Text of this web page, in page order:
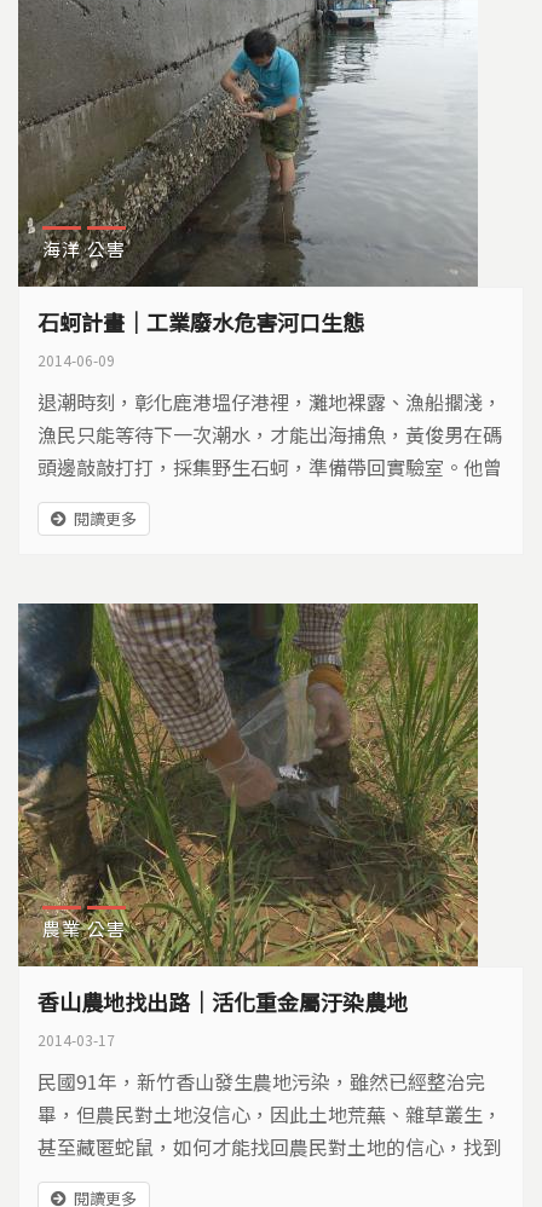
海洋 公害
石蚵計畫｜工業廢水危害河口生態
2014-06-09
退潮時刻，彰化鹿港塭仔港裡，灘地裸露、漁船擱淺，
漁民只能等待下一次潮水，才能出海捕魚，黃俊男在碼
頭邊敲敲打打，採集野生石蚵，準備帶回實驗室。他曾
經用三個月的時間步行環島，發現沿海許多石蚵的顏色
相當詭異，於是和環保團體合作，展開石蚵計畫… 左
來，黃俊男想從石蚵裡的重金屬含量，來解讀海岸污染
的現況，來到彰化番雅溝出海口北岸的塭仔港，隨機敲
開幾個石蚵，...
閱讀更多
農業 公害
香山農地找出路｜活化重金屬汙染農地
2014-03-17
民國91年，新竹香山發生農地污染，雖然已經整治完
畢，但農民對土地沒信心，因此土地荒蕪、雜草叢生，
甚至藏匿蛇鼠，如何才能找回農民對土地的信心，找到
香山農地的未來…
閱讀更多